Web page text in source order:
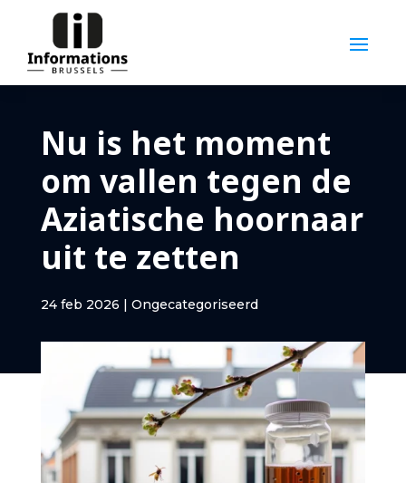
Nu is het moment
om vallen tegen de
Aziatische hoornaar
uit te zetten
24 feb 2026 | Ongecategoriseerd